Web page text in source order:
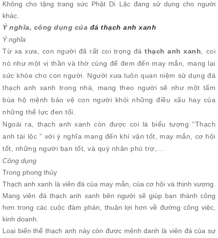
Không cho tặng trang sức Phật Di Lặc đang sử dụng cho người
khác.
Ý nghĩa, công dụng của đá thạch anh xanh
Ý nghĩa
Từ xa xưa, con người đã rất coi trọng đá thạch anh xanh , coi
nó như một vị thần và thờ cúng để đem đến may mắn, mang lại
sức khỏe cho con người. Người xưa luôn quan niệm sử dụng đá
thạch anh xanh trong nhà, mang theo người sẽ như một tấm
bùa hộ mệnh bảo vệ con người khỏi những điều xấu hay của
những thế lực đen tối.
Ngoài ra, thạch anh xanh còn được coi là biểu tượng “Thạch
anh tài lộc ” với ý nghĩa mang đến khí vận tốt, may mắn, cơ hội
tốt, những người bạn tốt, và quý nhân phù trợ,…
Công dụng
Trong phong thủy
Thạch anh xanh là viên đá của may mắn, của cơ hội và thịnh vượng.
Mang viên đá thạch anh xanh bên người sẽ giúp bạn thành công
hơn trong các cuộc đàm phán, thuận lợi hơn về đường công việc,
kinh doanh.
Loại biến thể thạch anh này còn được mệnh danh là viên đá của sự